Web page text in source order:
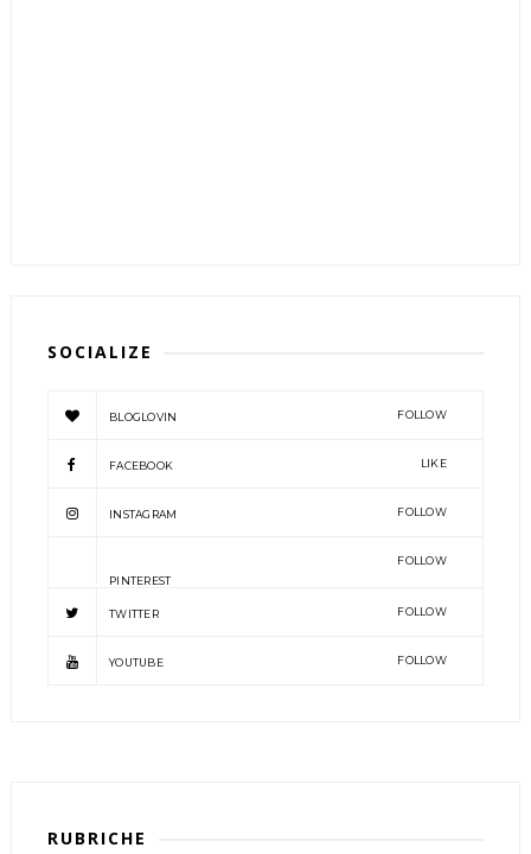
SOCIALIZE
BLOGLOVIN FOLLOW
FACEBOOK LIKE
INSTAGRAM FOLLOW
PINTEREST
FOLLOW
TWITTER FOLLOW
YOUTUBE FOLLOW
RUBRICHE